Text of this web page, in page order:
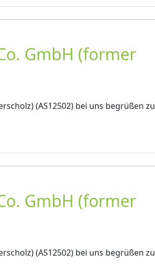
GmbH (former
(AS12502) bei uns begrüßen zu
GmbH (former
(AS12502) bei uns begrüßen zu